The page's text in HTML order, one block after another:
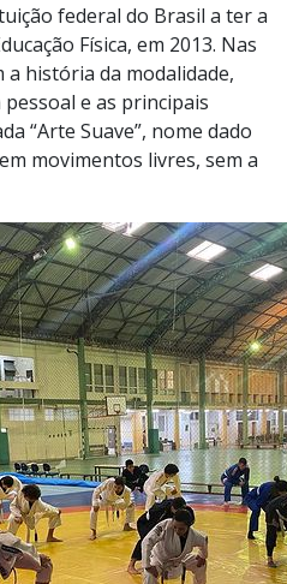
federal do Brasil a ter a
Física, em 2013. Nas
a história da modalidade,
e as principais
“Arte Suave”, nome dado
movimentos livres, sem a